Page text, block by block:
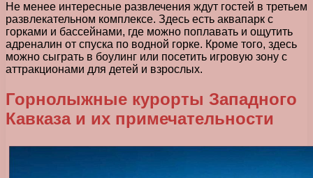
Не менее интересные развлечения ждут гостей в третьем
развлекательном комплексе. Здесь есть аквапарк с
горками и бассейнами, где можно поплавать и ощутить
адреналин от спуска по водной горке. Кроме того, здесь
можно сыграть в боулинг или посетить игровую зону с
аттракционами для детей и взрослых.
Горнолыжные курорты Западного
Кавказа и их примечательности